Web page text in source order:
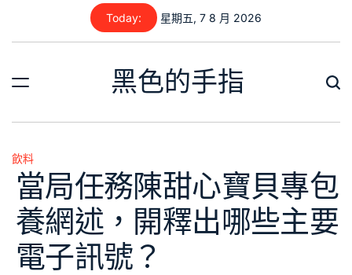
content
Today: 星期五, 7 8 月 2026
黑色的手指
Posted
in
飲料
當局任務陳甜心寶貝專包
養網述，開釋出哪些主要
電子訊號？